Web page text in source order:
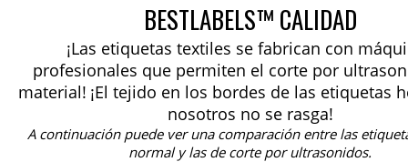
BESTLABELS™ CALIDAD
¡Las etiquetas textiles se fabrican con
profesionales que permiten el corte por
material! ¡El tejido en los bordes de las etiquetas
nosotros no se rasga!
A continuación puede ver una comparación entre las
normal y las de corte por ultrasonidos.